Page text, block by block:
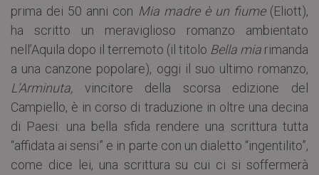
prima dei 50 anni con Mia madre è un fiume (Eliott),
ha scritto un meraviglioso romanzo ambientato
nell’Aquila dopo il terremoto (il titolo Bella mia rimanda
a una canzone popolare), oggi il suo ultimo romanzo,
L’Arminuta, vincitore della scorsa edizione del
Campiello, è in corso di traduzione in oltre una decina
di Paesi: una bella sfida rendere una scrittura tutta
“affidata ai sensi” e in parte con un dialetto “ingentilito”,
come dice lei, una scrittura su cui ci si soffermerà